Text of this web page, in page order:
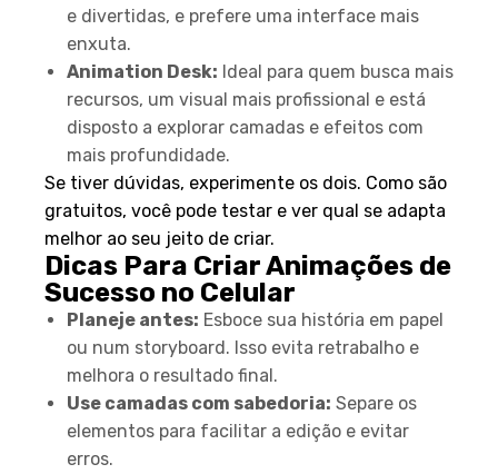
e divertidas, e prefere uma interface mais
enxuta.
Animation Desk: Ideal para quem busca mais
recursos, um visual mais profissional e está
disposto a explorar camadas e efeitos com
mais profundidade.
Se tiver dúvidas, experimente os dois. Como são
gratuitos, você pode testar e ver qual se adapta
melhor ao seu jeito de criar.
Dicas Para Criar Animações de
Sucesso no Celular
Planeje antes: Esboce sua história em papel
ou num storyboard. Isso evita retrabalho e
melhora o resultado final.
Use camadas com sabedoria: Separe os
elementos para facilitar a edição e evitar
erros.